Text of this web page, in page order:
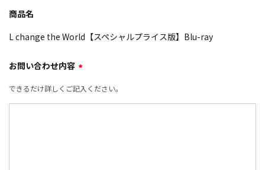
商品名
L change the World【スペシャルプライス版】Blu-ray
お問い合わせ内容 *
できるだけ詳しくご記入ください。